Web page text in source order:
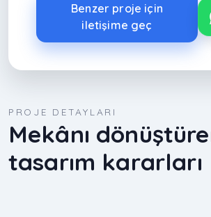
Benzer proje için
iletişime geç
PROJE DETAYLARI
Mekânı
tasarım kararları